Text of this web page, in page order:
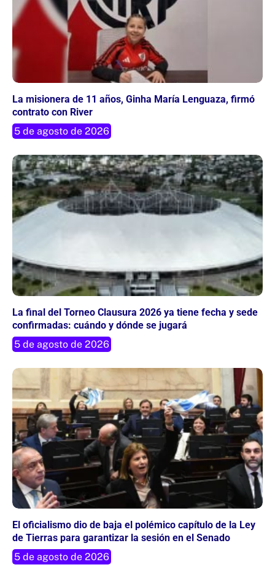
La misionera de 11 años, Ginha María Lenguaza, firmó
contrato con River
5 de agosto de 2026
La final del Torneo Clausura 2026 ya tiene fecha y sede
confirmadas: cuándo y dónde se jugará
5 de agosto de 2026
El oficialismo dio de baja el polémico capítulo de la Ley
de Tierras para garantizar la sesión en el Senado
5 de agosto de 2026